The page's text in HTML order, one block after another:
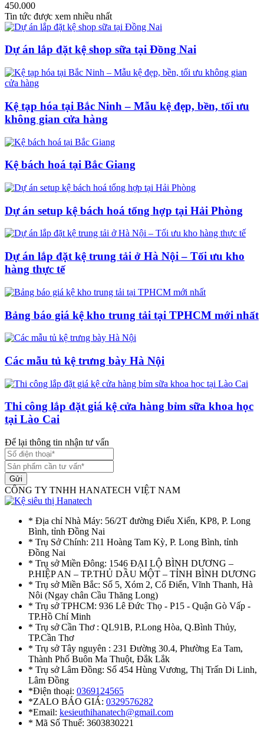
450.000
Tin tức được xem nhiều nhất
Dự án lắp đặt kệ shop sữa tại Đồng Nai
Kệ tạp hóa tại Bắc Ninh – Mẫu kệ đẹp, bền, tối ưu
không gian cửa hàng
Kệ bách hoá tại Bắc Giang
Dự án setup kệ bách hoá tổng hợp tại Hải Phòng
Dự án lắp đặt kệ trung tải ở Hà Nội – Tối ưu kho
hàng thực tế
Bảng báo giá kệ kho trung tải tại TPHCM mới nhất
Các mẫu tủ kệ trưng bày Hà Nội
Thi công lắp đặt giá kệ cửa hàng bỉm sữa khoa học
tại Lào Cai
Để lại thông tin nhận tư vấn
Gửi
CÔNG TY TNHH HANATECH VIỆT NAM
* Địa chỉ Nhà Máy: 56/2T đường Điểu Xiển, KP8, P. Long
Bình, tỉnh Đồng Nai
* Trụ Sở Chính: 211 Hoàng Tam Kỳ, P. Long Bình, tỉnh
Đồng Nai
* Trụ sở Miền Đông: 1546 ĐẠI LỘ BÌNH DƯƠNG –
P.HIỆP AN – TP.THỦ DẦU MỘT – TỈNH BÌNH DƯƠNG
* Trụ sở Miền Bắc: Số 5, Xóm 2, Cổ Điển, Vĩnh Thanh, Hà
Nôi (Ngay chân Cầu Thăng Long)
* Trụ sở TPHCM: 936 Lê Đức Thọ - P15 - Quận Gò Vấp -
TP.Hồ Chí Minh
* Trụ sở Cần Thơ : QL91B, P.Long Hòa, Q.Bình Thủy,
TP.Cần Thơ
* Trụ sở Tây nguyên : 231 Đường 30.4, Phường Ea Tam,
Thành Phố Buôn Ma Thuột, Đắk Lắk
* Trụ sở Lâm Đồng: Số 454 Hùng Vương, Thị Trấn Di Linh,
Lâm Đồng
*Điện thoại: 0369124565
*ZALO BÁO GIÁ: 0329576282
*Email: kesieuthihanatech@gmail.com
* Mã Số Thuế: 3603830221